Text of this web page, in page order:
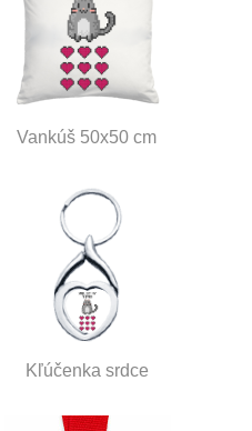
Vankúš 50x50 cm
Kľúčenka srdce